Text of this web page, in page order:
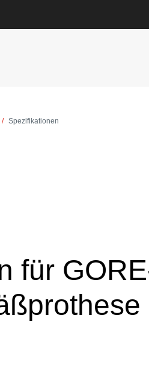
Spezifikationen
für